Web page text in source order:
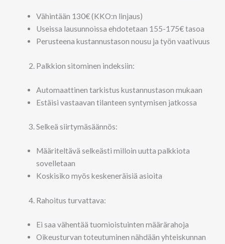
Vähintään 130€ (KKO:n linjaus)
Useissa lausunnoissa ehdotetaan 155-175€ tasoa
Perusteena kustannustason nousu ja työn vaativuus
Palkkion sitominen indeksiin:
Automaattinen tarkistus kustannustason mukaan
Estäisi vastaavan tilanteen syntymisen jatkossa
Selkeä siirtymäsäännös:
Määriteltävä selkeästi milloin uutta palkkiota
sovelletaan
Koskisiko myös keskeneräisiä asioita
Rahoitus turvattava:
Ei saa vähentää tuomioistuinten määrärahoja
Oikeusturvan toteutuminen nähdään yhteiskunnan